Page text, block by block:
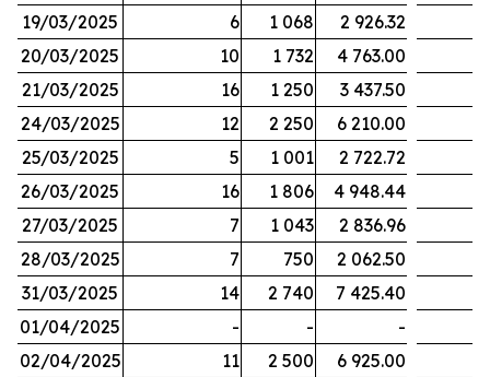
19/03/2025
6 1 068
2 926.32
20/03/2025
10 1 732
4 763.00
21/03/2025
16 1 250
3 437.50
24/03/2025
12 2 250
6 210.00
25/03/2025
5 1 001
2 722.72
26/03/2025
16 1 806
4 948.44
27/03/2025
7 1 043
2 836.96
28/03/2025
7 750
2 062.50
31/03/2025
14 2 740
7 425.40
01/04/2025
- -
-
02/04/2025
11 2 500
6 925.00